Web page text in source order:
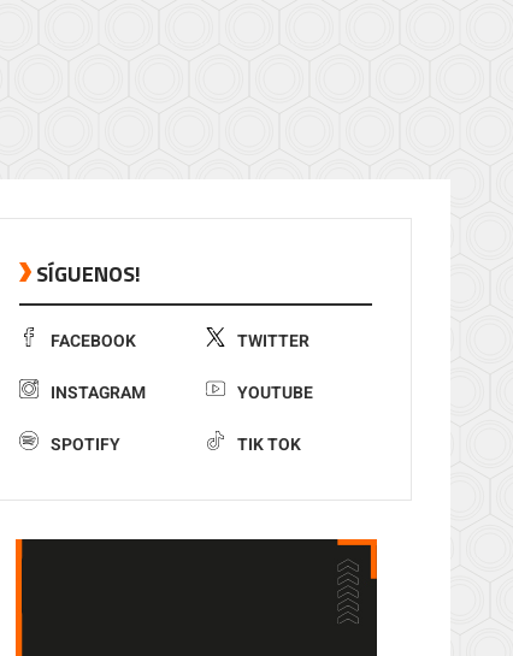
SÍGUENOS!
FACEBOOK TWITTER
INSTAGRAM YOUTUBE
SPOTIFY TIK TOK